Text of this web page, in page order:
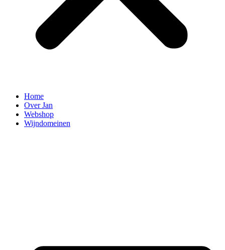
Home
Over Jan
Webshop
Wijndomeinen